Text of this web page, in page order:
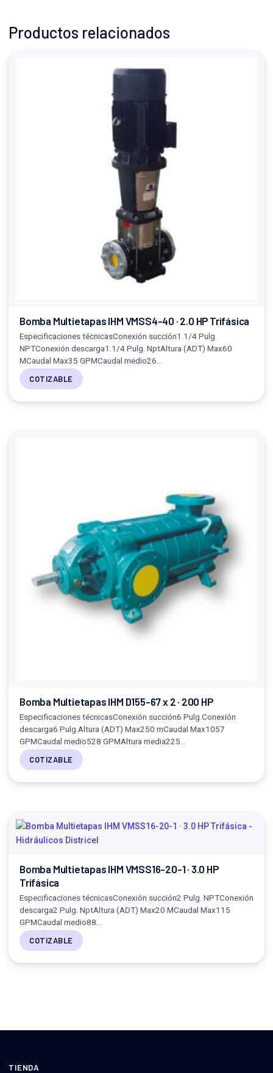
Productos relacionados
Bomba Multietapas IHM VMSS4-40 · 2.0 HP Trifásica
Especificaciones técnicasConexión succión1.1/4 Pulg.
NPTConexión descarga1.1/4 Pulg. NptAltura (ADT) Max60
MCaudal Max35 GPMCaudal medio26…
COTIZABLE
Bomba Multietapas IHM D155-67 x 2 · 200 HP
Especificaciones técnicasConexión succión6 Pulg.Conexión
descarga6 Pulg.Altura (ADT) Max250 mCaudal Max1057
GPMCaudal medio528 GPMAltura media225…
COTIZABLE
Bomba Multietapas IHM VMSS16-20-1 · 3.0 HP
Trifásica
Especificaciones técnicasConexión succión2 Pulg. NPTConexión
descarga2 Pulg. NptAltura (ADT) Max20 MCaudal Max115
GPMCaudal medio88…
COTIZABLE
TIENDA